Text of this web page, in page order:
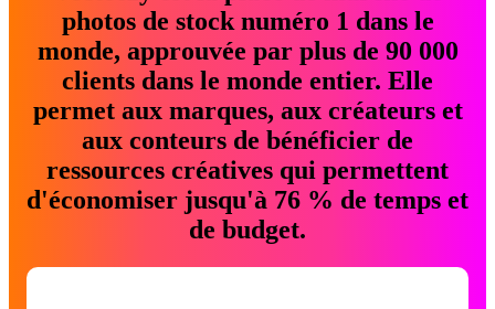
photos de stock numéro 1 dans le
monde, approuvée par plus de 90 000
clients dans le monde entier. Elle
permet aux marques, aux créateurs et
aux conteurs de bénéficier de
ressources créatives qui permettent
d'économiser jusqu'à 76 % de temps et
de budget.